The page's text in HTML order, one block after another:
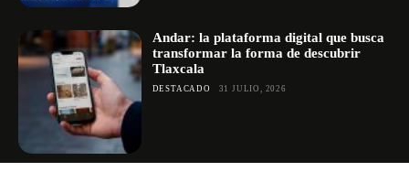
Andar: la plataforma digital que busca
transformar la forma de descubrir
Tlaxcala
DESTACADO 31 JULIO, 2026